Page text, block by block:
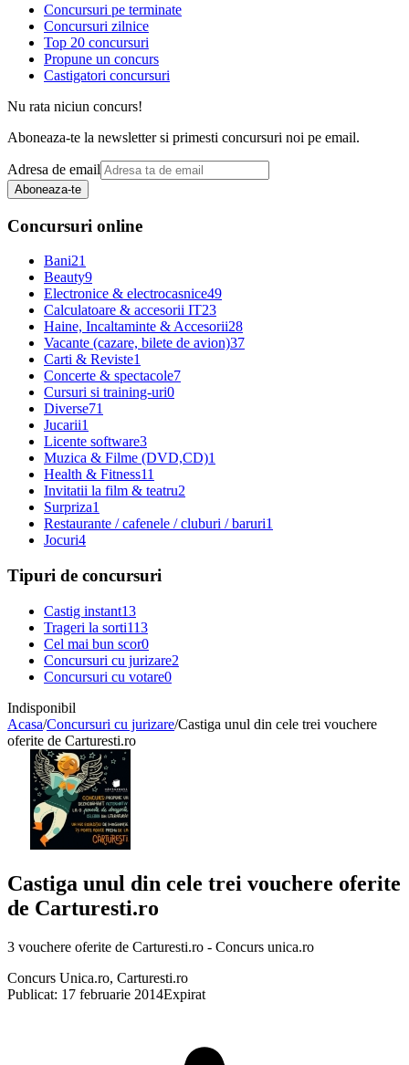
Concursuri pe terminate
Concursuri zilnice
Top 20 concursuri
Propune un concurs
Castigatori concursuri
Nu rata niciun concurs!
Aboneaza-te la newsletter si primesti concursuri noi pe email.
Adresa de email
Aboneaza-te
Concursuri online
Bani21
Beauty9
Electronice & electrocasnice49
Calculatoare & accesorii IT23
Haine, Incaltaminte & Accesorii28
Vacante (cazare, bilete de avion)37
Carti & Reviste1
Concerte & spectacole7
Cursuri si training-uri0
Diverse71
Jucarii1
Licente software3
Muzica & Filme (DVD,CD)1
Health & Fitness11
Invitatii la film & teatru2
Surpriza1
Restaurante / cafenele / cluburi / baruri1
Jocuri4
Tipuri de concursuri
Castig instant13
Trageri la sorti113
Cel mai bun scor0
Concursuri cu jurizare2
Concursuri cu votare0
Indisponibil
Acasa/Concursuri cu jurizare/Castiga unul din cele trei vouchere
oferite de Carturesti.ro
Castiga unul din cele trei vouchere oferite
de Carturesti.ro
3 vouchere oferite de Carturesti.ro - Concurs unica.ro
Concurs Unica.ro, Carturesti.ro
Publicat: 17 februarie 2014Expirat